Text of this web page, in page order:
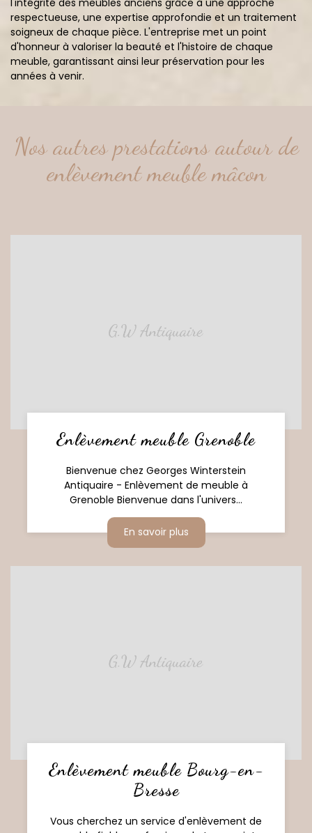
l'intégrité des meubles anciens grâce à une approche
respectueuse, une expertise approfondie et un traitement
soigneux de chaque pièce. L'entreprise met un point
d'honneur à valoriser la beauté et l'histoire de chaque
meuble, garantissant ainsi leur préservation pour les
années à venir.
Nos autres prestations autour de
enlèvement meuble mâcon
Enlèvement meuble Grenoble
Bienvenue chez Georges Winterstein
Antiquaire - Enlèvement de meuble à
Grenoble Bienvenue dans l'univers...
En savoir plus
Enlèvement meuble Bourg-en-
Bresse
Vous cherchez un service d'enlèvement de